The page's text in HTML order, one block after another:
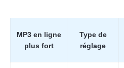
MP3 en ligne
plus fort
Type de
réglage